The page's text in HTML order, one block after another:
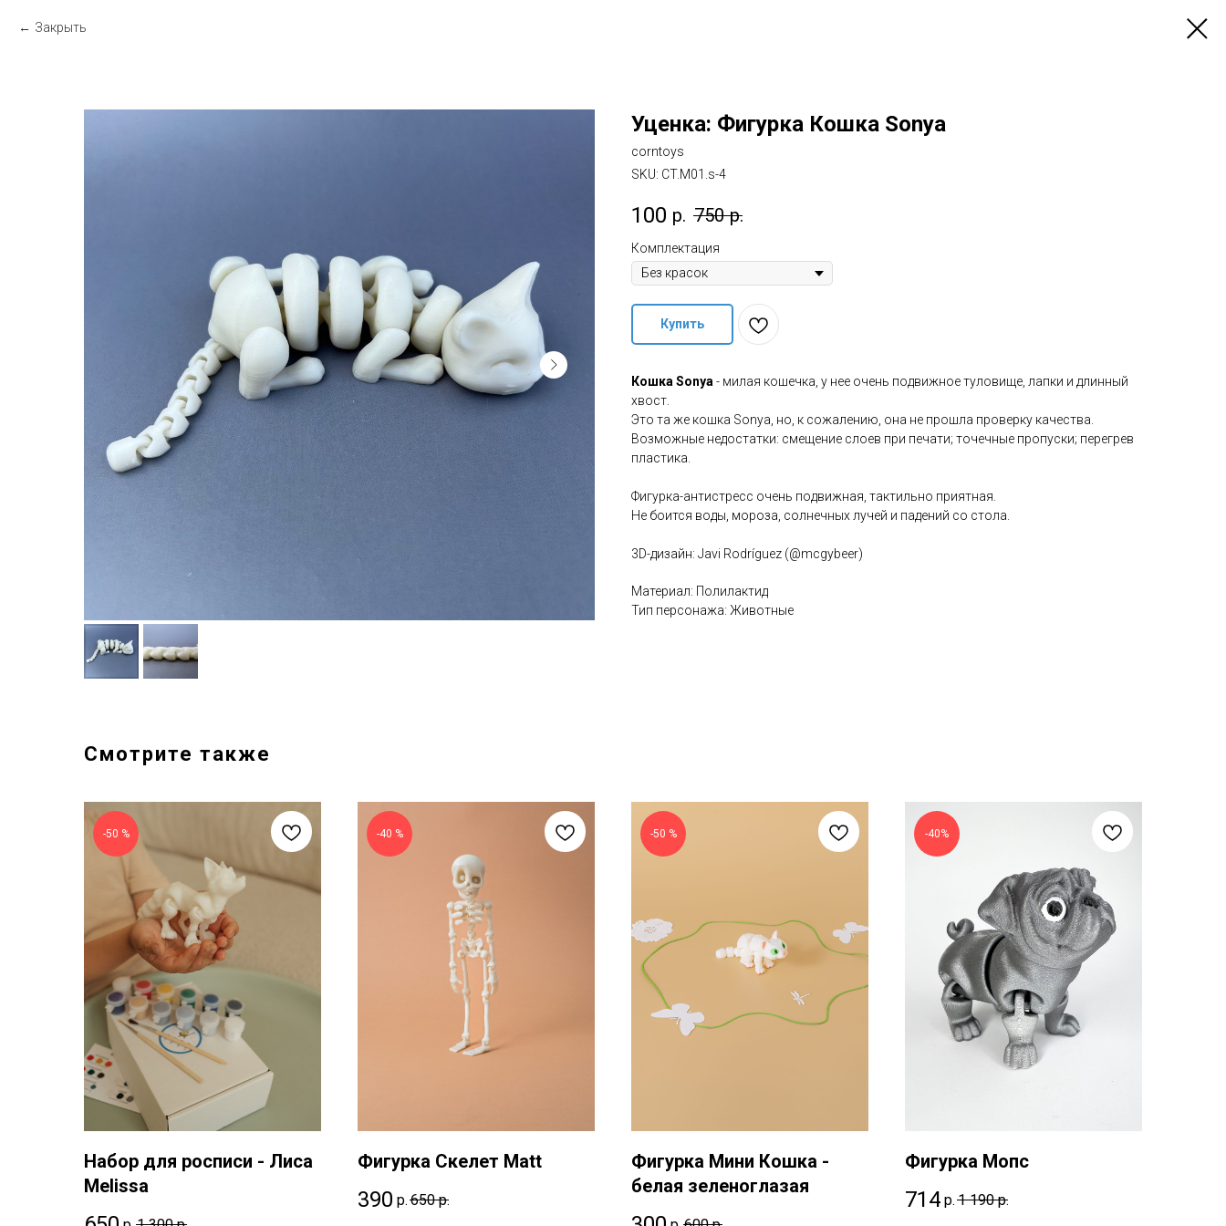
Закрыть
Уценка: Фигурка Кошка Sonya
corntoys
SKU: CT.M01.s-4
100 р. 750 р.
Комплектация
Купить
Кошка Sonya - милая кошечка, у нее очень подвижное туловище, лапки и длинный
хвост.
Это та же кошка Sonya, но, к сожалению, она не прошла проверку качества.
Возможные недостатки: смещение слоев при печати; точечные пропуски; перегрев
пластика.
Фигурка-антистресс очень подвижная, тактильно приятная.
Не боится воды, мороза, солнечных лучей и падений со стола.
3D-дизайн: Javi Rodríguez (@mcgybeer)
Материал: Полилактид
Тип персонажа: Животные
Смотрите также
-50 %
Набор для росписи - Лиса
Melissa
-40 %
Фигурка Скелет Matt
390 р. 650 р.
-50 %
Фигурка Мини Кошка -
белая зеленоглазая
-40%
Фигурка Мопс
714 р. 1 190 р.